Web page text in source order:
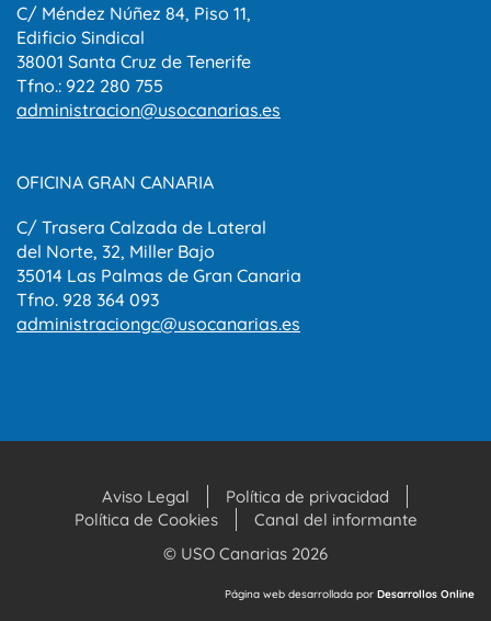
C/ Méndez Núñez 84, Piso 11,
Edificio Sindical
38001 Santa Cruz de Tenerife
Tfno.: 922 280 755
administracion@usocanarias.es
OFICINA GRAN CANARIA
C/ Trasera Calzada de Lateral
del Norte, 32, Miller Bajo
35014 Las Palmas de Gran Canaria
Tfno. 928 364 093
administraciongc@usocanarias.es
Aviso Legal
Política de privacidad
Política de Cookies
Canal del informante
© USO Canarias 2026
Página web desarrollada por Desarrollos Online